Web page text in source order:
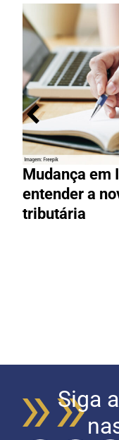
Mudança em
entender a
tributária
Siga